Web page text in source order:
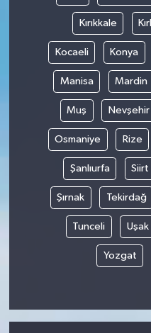
Kırıkkale
Kocaeli Konya
Manisa Mardin
Muş Nevşehir
Osmaniye Rize
Şanlıurfa Siirt
Şırnak Tekirdağ
Tunceli Uşak
Yozgat